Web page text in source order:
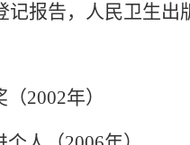
报告，人民卫生出
（2002年）